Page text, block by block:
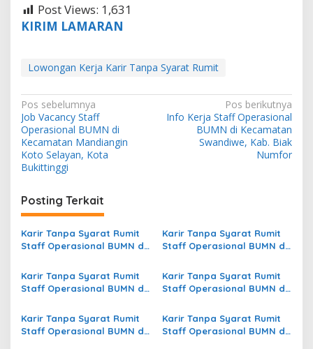
Post Views: 1,631
KIRIM LAMARAN
Lowongan Kerja Karir Tanpa Syarat Rumit
N
a
v
i
a
s
i
o
Pos sebelumnya
Job Vacancy Staff
Operasional BUMN di
Kecamatan Mandiangin
Koto Selayan, Kota
Bukittinggi
Pos berikutnya
Info Kerja Staff Operasional
BUMN di Kecamatan
Swandiwe, Kab. Biak
Numfor
Posting Terkait
Karir Tanpa Syarat Rumit
Staff Operasional BUMN di
Kab. Bolaang Mongondow
Timur
Karir Tanpa Syarat Rumit
Staff Operasional BUMN di
Klampok, Kab.
Banjarnegara
Karir Tanpa Syarat Rumit
Staff Operasional BUMN di
Berau
Karir Tanpa Syarat Rumit
Staff Operasional BUMN di
Kab. Lanny Jaya
Karir Tanpa Syarat Rumit
Staff Operasional BUMN di
Karir Tanpa Syarat Rumit
Staff Operasional BUMN di